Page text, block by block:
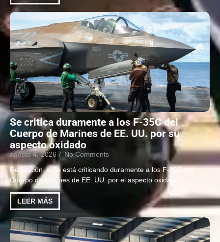
Se critica duramente a los F-35C del
Cuerpo de Marines de EE. UU. por su
aspecto oxidado
agosto 4, 2026 / No Comments
Redacción. – Se está criticando duramente a los F-35C del
Cuerpo de Marines de EE. UU. por el aspecto oxidado...
LEER MÁS